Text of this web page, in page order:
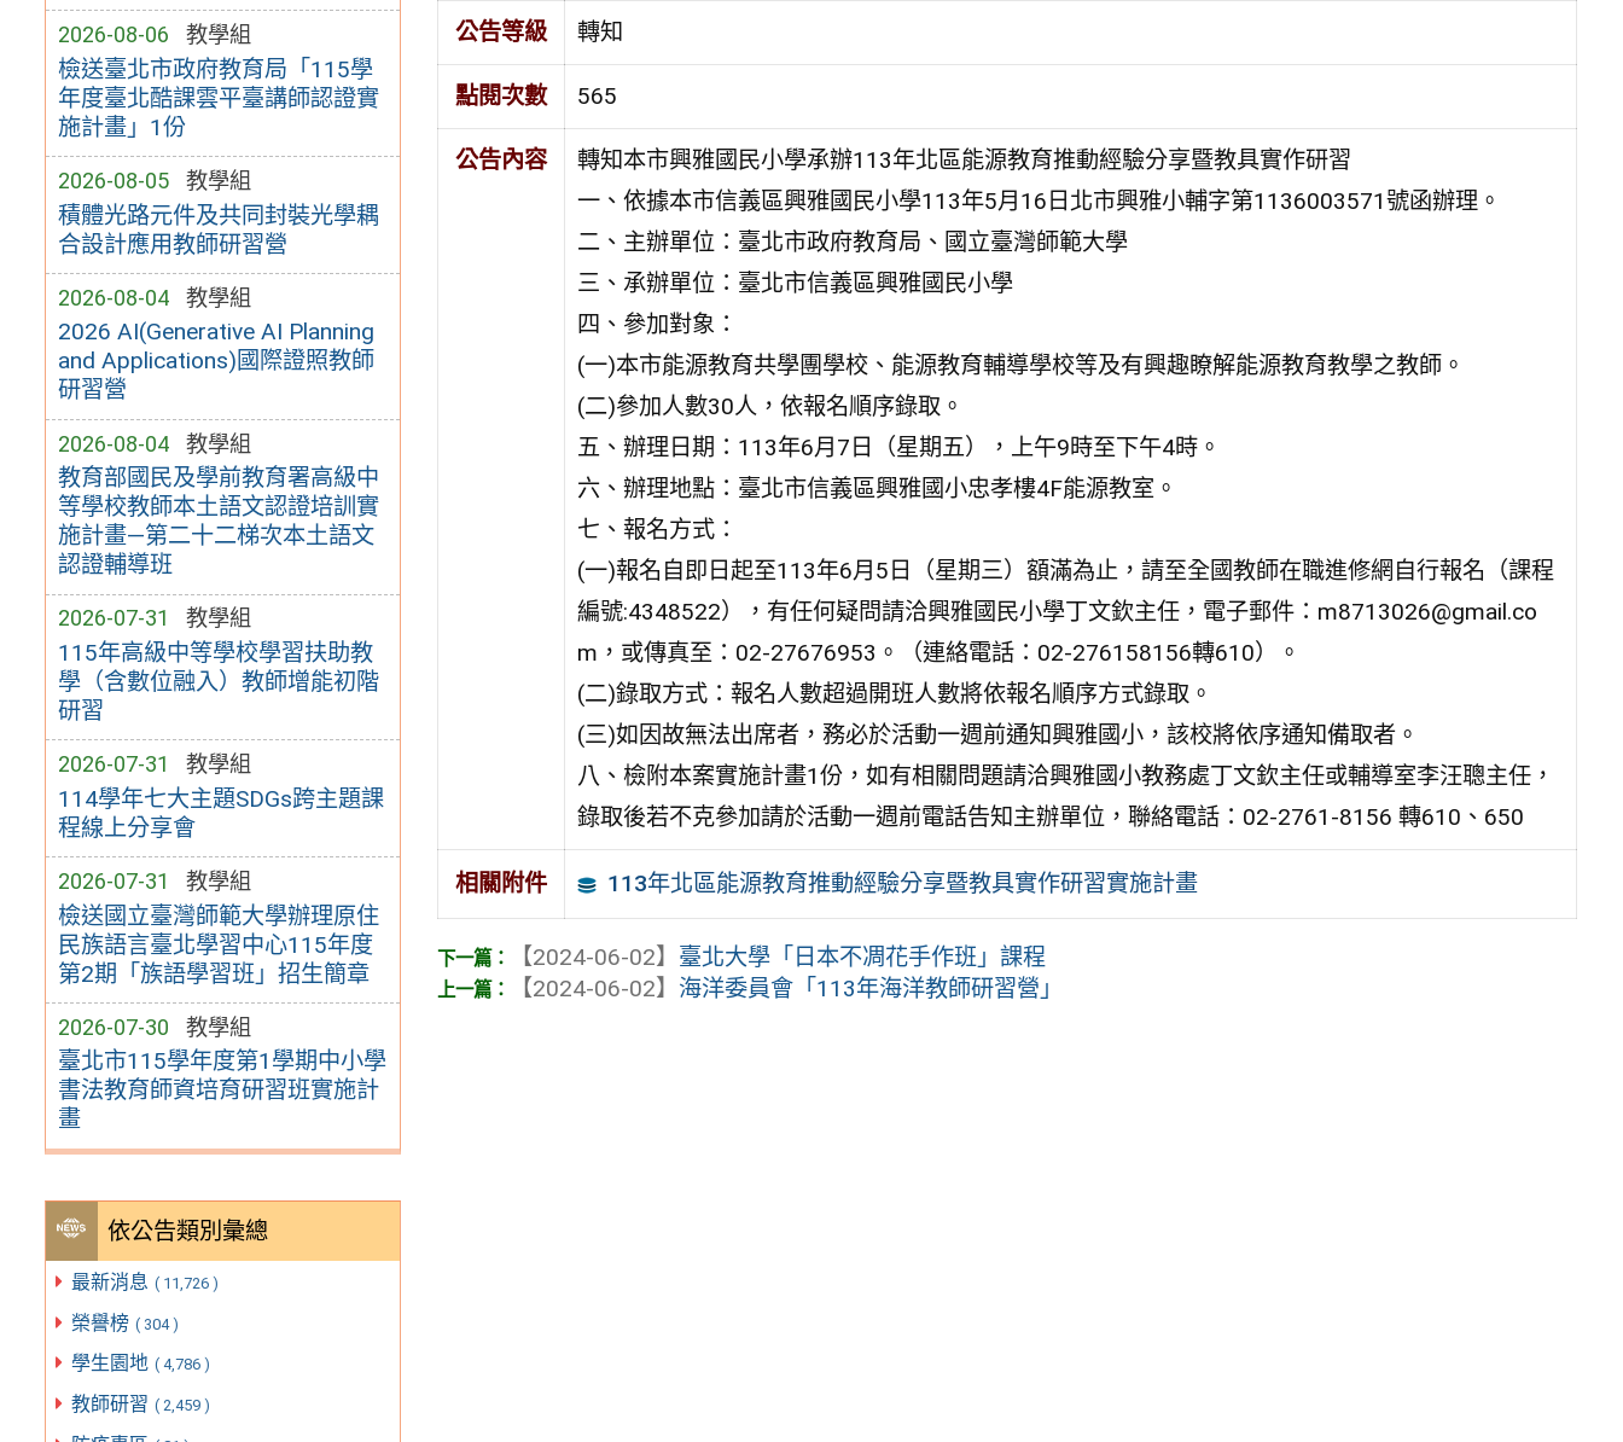
2026-08-06 教學組
檢送臺北市政府教育局「115學
年度臺北酷課雲平臺講師認證實
施計畫」1份
2026-08-05 教學組
積體光路元件及共同封裝光學耦
合設計應用教師研習營
2026-08-04 教學組
2026 AI(Generative AI Planning
and Applications)國際證照教師
研習營
2026-08-04 教學組
教育部國民及學前教育署高級中
等學校教師本土語文認證培訓實
施計畫—第二十二梯次本土語文
認證輔導班
2026-07-31 教學組
115年高級中等學校學習扶助教
學（含數位融入）教師增能初階
研習
2026-07-31 教學組
114學年七大主題SDGs跨主題課
程線上分享會
2026-07-31 教學組
檢送國立臺灣師範大學辦理原住
民族語言臺北學習中心115年度
第2期「族語學習班」招生簡章
2026-07-30 教學組
臺北市115學年度第1學期中小學
書法教育師資培育研習班實施計
畫
依公告類別彙總
最新消息 ( 11,726 )
榮譽榜 ( 304 )
學生園地 ( 4,786 )
教師研習 ( 2,459 )
公告等級 轉知
點閱次數 565
公告內容
轉知本市興雅國民小學承辦113年北區能源教育推動經驗分享暨教具實作研習
一、依據本市信義區興雅國民小學113年5月16日北市興雅小輔字第1136003571號函辦理。
二、主辦單位：臺北市政府教育局、國立臺灣師範大學
三、承辦單位：臺北市信義區興雅國民小學
四、參加對象：
(一)本市能源教育共學團學校、能源教育輔導學校等及有興趣瞭解能源教育教學之教師。
(二)參加人數30人，依報名順序錄取。
五、辦理日期：113年6月7日（星期五），上午9時至下午4時。
六、辦理地點：臺北市信義區興雅國小忠孝樓4F能源教室。
七、報名方式：
(一)報名自即日起至113年6月5日（星期三）額滿為止，請至全國教師在職進修網自行報名（課程
編號:4348522），有任何疑問請洽興雅國民小學丁文欽主任，電子郵件：m8713026@gmail.co
m，或傳真至：02-27676953。（連絡電話：02-276158156轉610）。
(二)錄取方式：報名人數超過開班人數將依報名順序方式錄取。
(三)如因故無法出席者，務必於活動一週前通知興雅國小，該校將依序通知備取者。
八、檢附本案實施計畫1份，如有相關問題請洽興雅國小教務處丁文欽主任或輔導室李汪聰主任，
錄取後若不克參加請於活動一週前電話告知主辦單位，聯絡電話：02-2761-8156 轉610、650
相關附件 113年北區能源教育推動經驗分享暨教具實作研習實施計畫
【2024-06-02】 臺北大學「日本不凋花手作班」課程
【2024-06-02】 海洋委員會「113年海洋教師研習營」